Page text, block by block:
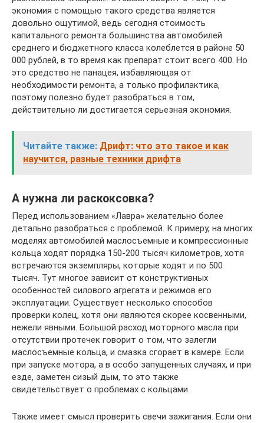
экономия с помощью такого средства является
довольно ощутимой, ведь сегодня стоимость
капитального ремонта большинства автомобилей
среднего и бюджетного класса колеблется в районе 50
000 рублей, в то время как препарат стоит всего 400. Но
это средство не панацея, избавляющая от
необходимости ремонта, а только профилактика,
поэтому полезно будет разобраться в том,
действительно ли достигается серьезная экономия.
Читайте также: Дрифт: что это такое и как
научится, разные техники дрифта
А нужна ли раскоксовка?
Перед использованием «Лавра» желательно более
детально разобраться с проблемой. К примеру, на многих
моделях автомобилей маслосъемные и компрессионные
кольца ходят порядка 150-200 тысяч километров, хотя
встречаются экземпляры, которые ходят и по 500
тысяч. Тут многое зависит от конструктивных
особенностей силового агрегата и режимов его
эксплуатации. Существует несколько способов
проверки колец, хотя они являются скорее косвенными,
нежели явными. Большой расход моторного масла при
отсутствии протечек говорит о том, что залегли
маслосъемные кольца, и смазка сгорает в камере. Если
при запуске мотора, а в особо запущенных случаях, и при
езде, заметен сизый дым, то это также
свидетельствует о проблемах с кольцами.
Также имеет смысл проверить свечи зажигания. Если они